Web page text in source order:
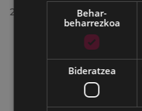
2026/07/28
Behar-
beharrezkoa
Bideratzea